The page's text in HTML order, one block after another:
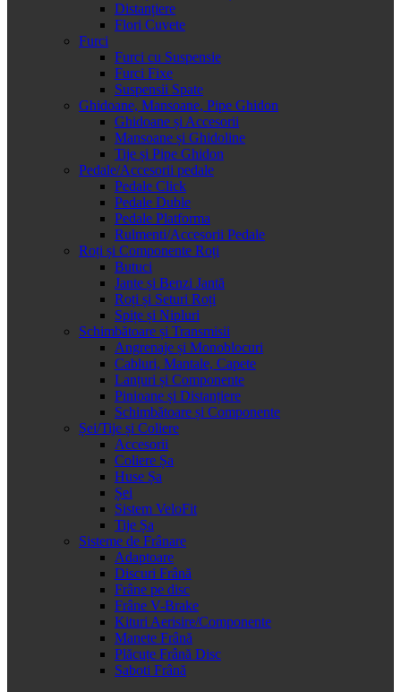
Distanțiere
Flori Cuvete
Furci
Furci cu Suspensie
Furci Fixe
Suspensii Spate
Ghidoane, Mansoane, Pipe Ghidon
Ghidoane și Accesorii
Mansoane și Ghidoline
Tije și Pipe Ghidon
Pedale/Accesorii pedale
Pedale Click
Pedale Duble
Pedale Platforma
Rulmenti/Accesorii Pedale
Roți și Componente Roți
Butuci
Jante și Benzi Jantă
Roți și Seturi Roți
Spițe și Nipluri
Schimbătoare și Transmisii
Angrenaje și Monoblocuri
Cabluri, Mantale, Capete
Lanțuri și Componente
Pinioane și Distanțiere
Schimbătoare și Componente
Șei/Tije și Coliere
Accesorii
Coliere Șa
Huse Șa
Șei
Sistem VeloFit
Tije Șa
Sisteme de Frânare
Adaptoare
Discuri Frână
Frâne pe disc
Frâne V-Brake
Kituri Aerisire/Componente
Manete Frână
Plăcuțe Frână Disc
Saboti Frână